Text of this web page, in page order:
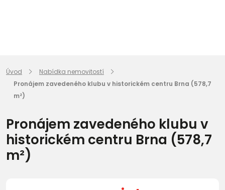
Úvod
Nabídka nemovitostí
Pronájem zavedeného klubu v historickém centru Brna (578,7
m²)
Pronájem zavedeného klubu v
historickém centru Brna (578,7
m²)